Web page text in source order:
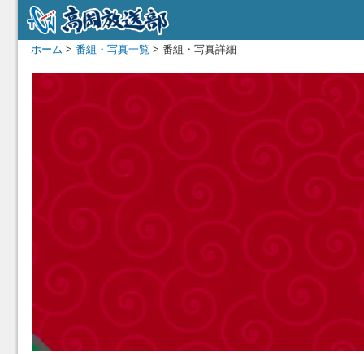
ホーム > 番組・写真一覧 > 番組・写真詳細